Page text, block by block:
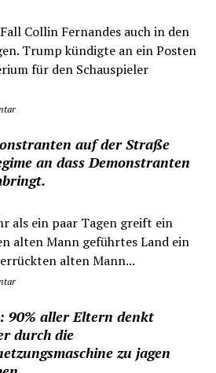
Collin Fernandes auch in den
Trump kündigte an ein Posten
für den Schauspieler
auf der Straße
an dass Demonstranten
als ein paar Tagen greift ein
alten Mann geführtes Land ein
alten Mann...
90% aller Eltern denkt
durch die
zu jagen